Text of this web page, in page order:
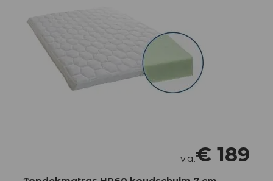
v.a.€ 189